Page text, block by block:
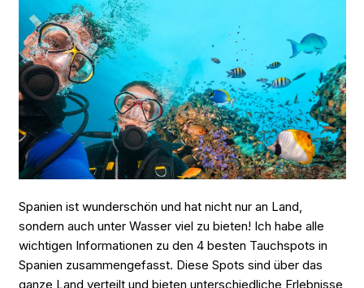
Eltern“
Spanien ist wunderschön und hat nicht nur an Land,
sondern auch unter Wasser viel zu bieten! Ich habe alle
wichtigen Informationen zu den 4 besten Tauchspots in
Spanien zusammengefasst. Diese Spots sind über das
ganze Land verteilt und bieten unterschiedliche Erlebnisse,